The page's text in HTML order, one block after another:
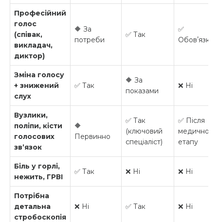
Професійний
голос
(співак,
викладач,
диктор)
🔶 За
потреби
✅ Так
✅
Зміна голосу
+ знижений
слух
✅ Так
🔶 За
показами
❌ Ні
Вузлики,
поліпи, кісти
голосових
звʼязок
🔶
Первинно
✅ Так
(ключовий
спеціаліст)
✅ Після
медичного
етапу
Біль у горлі,
нежить, ГРВІ
✅ Так ❌ Ні ❌ Ні
Потрібна
детальна
стробоскопія
❌ Ні ✅ Так ❌ Ні